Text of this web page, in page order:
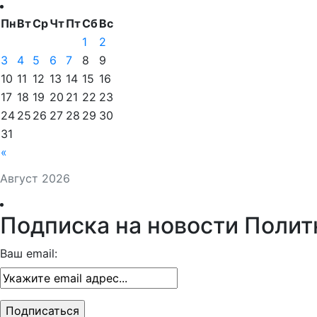
Август 2026
ПнВтСрЧтПтСбВс
«
1
2
3
4 5 6 7 8
9
10 11 12 13 14 15 16
17 18 19 20 21 22 23
24 25 26 27 28 29 30
31
Подписка на новости
Ваш email: